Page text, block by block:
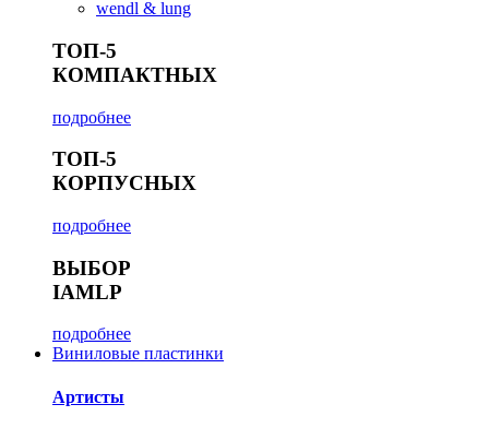
wendl & lung
ТОП-5
КОМПАКТНЫХ
подробнее
ТОП-5
КОРПУСНЫХ
подробнее
ВЫБОР
IAMLP
подробнее
Виниловые пластинки
Артисты